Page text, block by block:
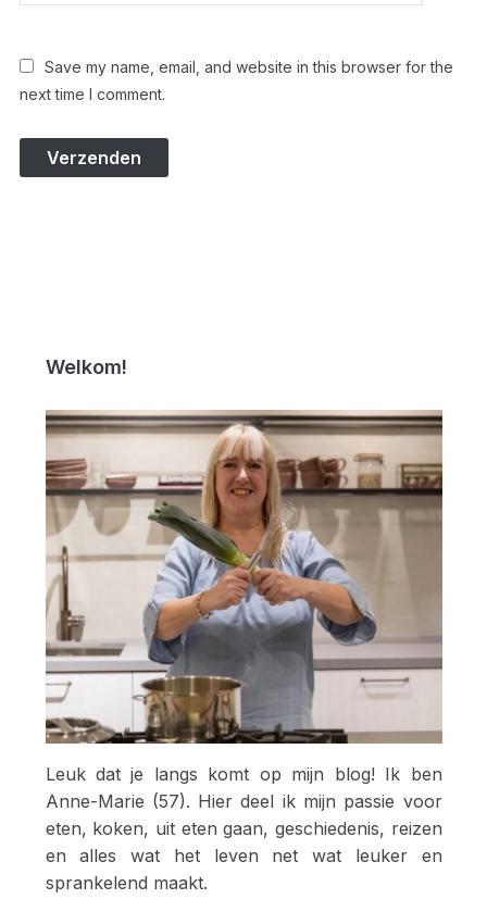
Save my name, email, and website in this browser for the
next time I comment.
Welkom!
Leuk dat je langs komt op mijn blog! Ik ben
Anne-Marie (57). Hier deel ik mijn passie voor
eten, koken, uit eten gaan, geschiedenis, reizen
en alles wat het leven net wat leuker en
sprankelend maakt.